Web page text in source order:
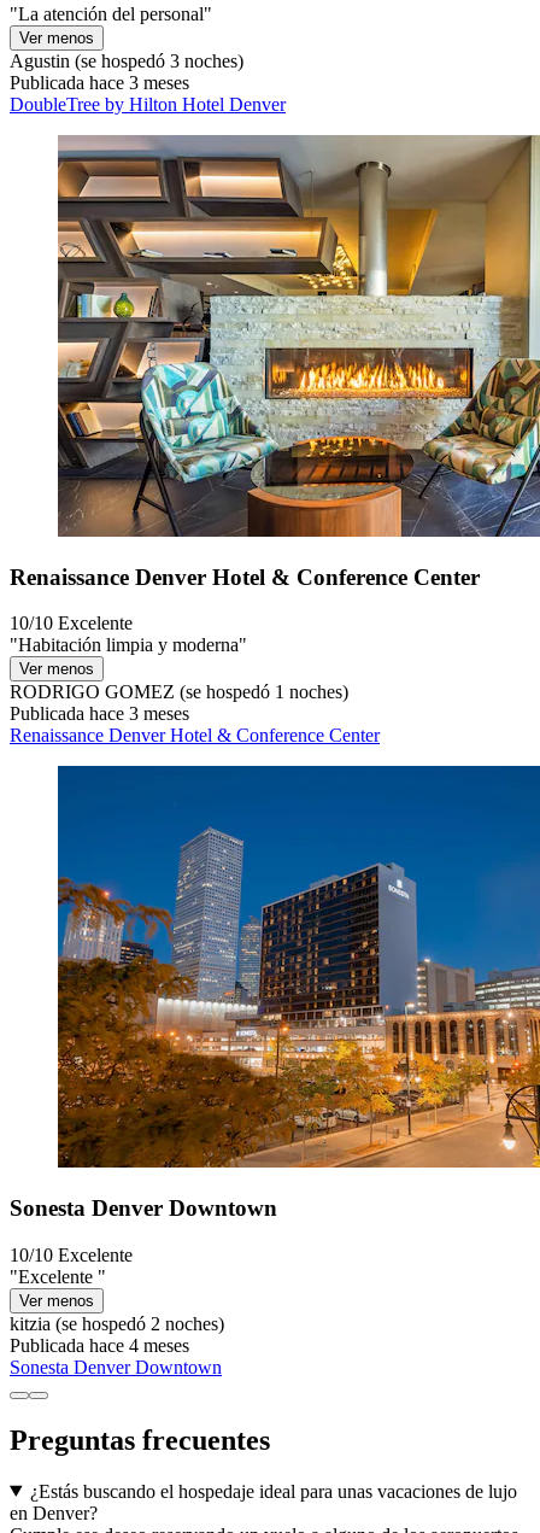
"La atención del personal"
Ver menos
Agustin (se hospedó 3 noches)
Publicada hace 3 meses
DoubleTree by Hilton Hotel Denver
Renaissance Denver Hotel & Conference Center
10/10 Excelente
"Habitación limpia y moderna"
Ver menos
RODRIGO GOMEZ (se hospedó 1 noches)
Publicada hace 3 meses
Renaissance Denver Hotel & Conference Center
Sonesta Denver Downtown
10/10 Excelente
"Excelente "
Ver menos
kitzia (se hospedó 2 noches)
Publicada hace 4 meses
Sonesta Denver Downtown
Preguntas frecuentes
¿Estás buscando el hospedaje ideal para unas vacaciones de lujo
en Denver?